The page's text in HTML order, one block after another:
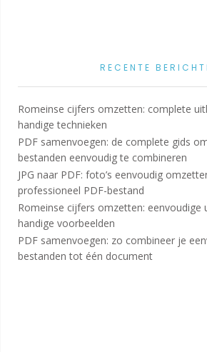
RECENTE
Romeinse cijfers omzetten: complete
handige technieken
PDF samenvoegen: de complete gids
bestanden eenvoudig te combineren
JPG naar PDF: foto’s eenvoudig
professioneel PDF-bestand
Romeinse cijfers omzetten: eenvoudige
handige voorbeelden
PDF samenvoegen: zo combineer je
bestanden tot één document